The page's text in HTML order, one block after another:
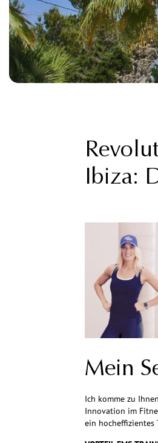
Ibiza:
Mein
Ich komme zu
Innovation im
ein